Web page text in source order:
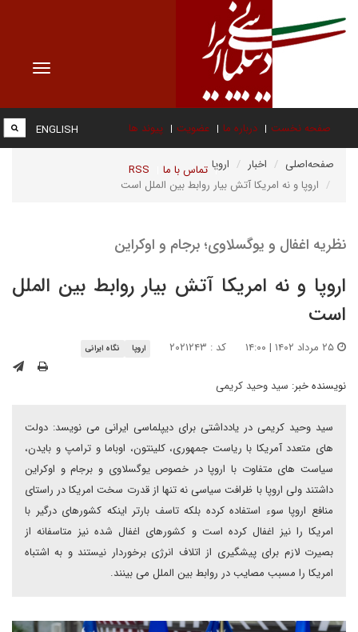
Toggle
صفحه نخست درباره ما عضویت پیوند ها
تماس با ما RSS
ENGLISH
صفحه‌اصلی اخبار
اروپا
اروپا و نه امریکا آتش بیار روابط بین الملل است
نظریه اغفال و یوگسلاوی؛ برجام و اوکراین
اروپا و نه امریکا آتش بیار روابط بین الملل
است
کد : ۲۰۲۱۲۴۳ اروپا نگاه ایرانی
نویسنده خبر: سید وحید کریمی
سید وحید کریمی در یادداشتی برای دیپلماسی ایرانی می نویسد: دولت
های متعدد آمریکا با ریاست جمهوری، کلینتون، اوباما و ترامپ و بایدن،
سیاست های متفاوت با اروپا در خصوص یوگسلاوی و برجام و اوکراین
داشتند ولی اروپا با ظرافت سیاسی نه تنها از قدرت سخت امریکا در راستای
منافع اروپا سوء استفاده کرده بلکه تاسف بارتر اینکه کشورهای درگیر با
امریکا را نیز اغفال کرده است و کشورهای اغفال شده نیز متاسفانه از
بصیرت لازم برای پیشگیری از اتلاف انرژی برخوردار نیستند و به اشتباه
امریکا را مسبب مصایب در روابط بین الملل می بینند.